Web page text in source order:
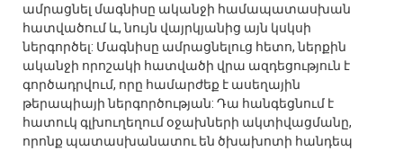
ամրացնել մագնիսը ականջի համապատասխան
հատվածում և, նույն վայրկյանից այն կսկսի
ներգործել: Մագնիսը ամրացնելուց հետո, ներքին
ականջի որոշակի հատվածի վրա ազդեցություն է
գործադրվում, որը համարժեք է ասեղային
թերապիայի ներգործության: Դա հանգեցնում է
հատուկ գլխուղեղում օջախների ակտիվացմանը,
որոնք պատասխանատու են ծխախոտի հանդեպ